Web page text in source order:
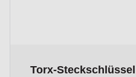
Torx-
The price depends on the